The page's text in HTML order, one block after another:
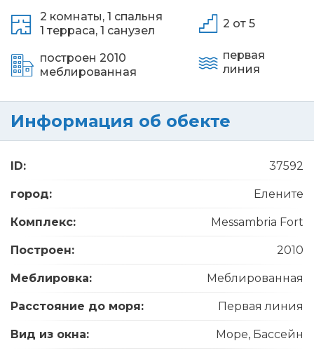
2 комнаты, 1 спальня
1 терраса, 1 санузел
построен 2010
меблированная
2 от 5
первая
линия
Информация об обекте
ID: 37592
город: Елените
Комплекс: Messambria Fort
Построен: 2010
Меблировка: Меблированная
Расстояние до моря: Первая линия
Вид из окна: Море, Бассейн